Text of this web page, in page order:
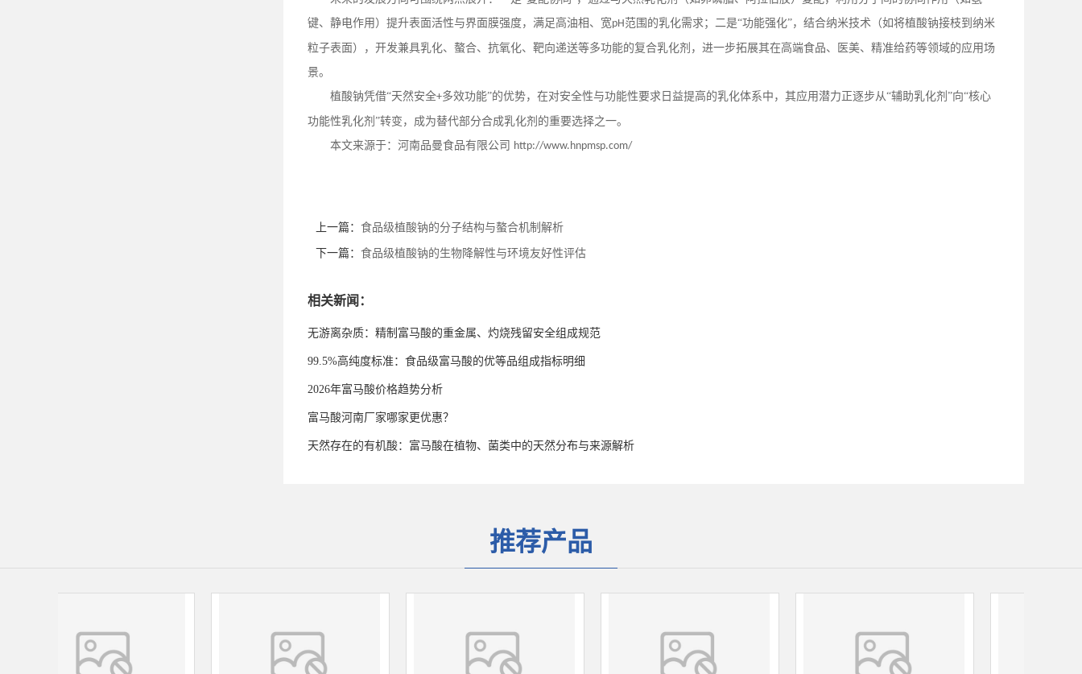
键、静电作用）提升表面活性与界面膜强度，满足高油相、宽pH范围的乳化需求；二是“功能强化”，结合纳米技术（如将植酸钠接枝到纳米
粒子表面），开发兼具乳化、螯合、抗氧化、靶向递送等多功能的复合乳化剂，进一步拓展其在高端食品、医美、精准给药等领域的应用场
景。
植酸钠凭借“天然安全+多效功能”的优势，在对安全性与功能性要求日益提高的乳化体系中，其应用潜力正逐步从“辅助乳化剂”向“核心
功能性乳化剂”转变，成为替代部分合成乳化剂的重要选择之一。
本文来源于：河南品曼食品有限公司 http://www.hnpmsp.com/
上一篇： 食品级植酸钠的分子结构与螯合机制解析
下一篇： 食品级植酸钠的生物降解性与环境友好性评估
相关新闻：
无游离杂质：精制富马酸的重金属、灼烧残留安全组成规范
99.5%高纯度标准：食品级富马酸的优等品组成指标明细
2026年富马酸价格趋势分析
富马酸河南厂家哪家更优惠？
天然存在的有机酸：富马酸在植物、菌类中的天然分布与来源解析
推荐产品